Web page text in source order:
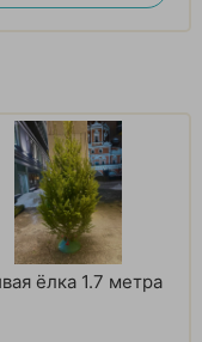
ёлка 1.7 метра